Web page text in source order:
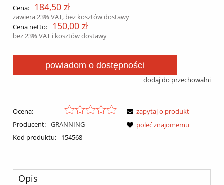
Cena: 184,50 zł
zawiera 23% VAT, bez kosztów dostawy
Cena netto:
150,00 zł
bez 23% VAT i kosztów dostawy
powiadom o dostępności
dodaj do przechowalni
Ocena:
Producent: GRANNING
Kod produktu:
154568
zapytaj o produkt
poleć znajomemu
Opis